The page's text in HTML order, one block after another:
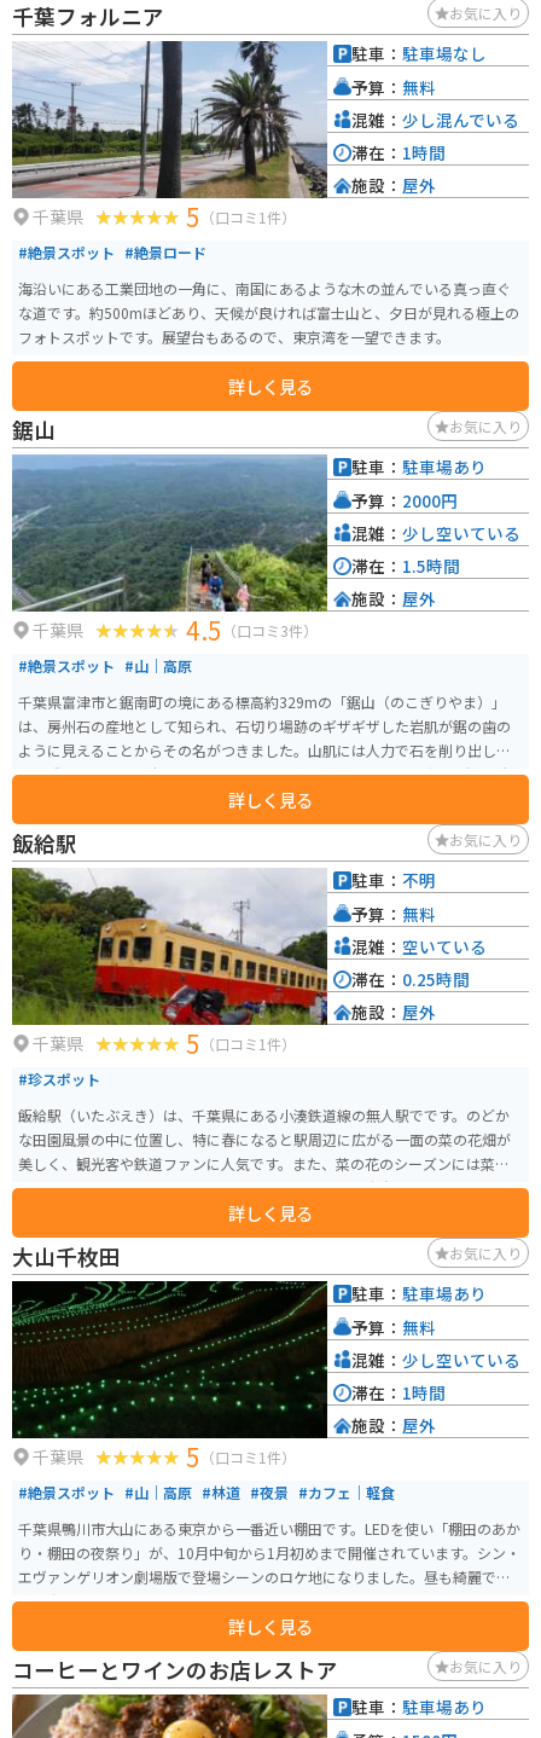
クセスできるルートで、ツーリングの立ち寄りスポットとしても最適です
が、道幅が狭い区間もあるため慎重な走行が求められます。目的地の途中か
ら電波が入らなくなります。また、道が濡れていたりぬかるんでいる箇所が
あり、運転に自信がない人は特に注意が必要です。
千葉フォルニア お気に入り
千葉県 5 （口コミ1件）
#絶景スポット #絶景ロード
海沿いにある工業団地の一角に、南国にあるような木の並んでいる真っ直ぐ
な道です。約500mほどあり、天候が良ければ富士山と、夕日が見れる極上の
フォトスポットです。展望台もあるので、東京湾を一望できます。
詳しく見る
駐車： 駐車場なし
予算： 無料
混雑： 少し混んでいる
滞在： 1時間
施設： 屋外
鋸山 お気に入り
千葉県 4.5 （口コミ3件）
#絶景スポット #山｜高原
千葉県富津市と鋸南町の境にある標高約329mの「鋸山（のこぎりやま）」
は、房州石の産地として知られ、石切り場跡のギザギザした岩肌が鋸の歯の
ように見えることからその名がつきました。山肌には人力で石を削り出した
跡が残り、歴史と迫力を感じさせます。 南側一帯は関東最古の勅願所・日本
寺の境内で、「地獄のぞき」からは東京湾や富士山を望む絶景を楽しめま
す。さらに、日本一の大きさを誇る大仏や百尺観音、1500体を超える石仏群
など見どころも豊富。ロープウェーで山頂までアクセスできるため、初心者
でも気軽に歴史と絶景を満喫できる人気スポットです。
詳しく見る
駐車： 駐車場あり
予算： 2000円
混雑： 少し空いている
滞在： 1.5時間
施設： 屋外
飯給駅 お気に入り
千葉県 5 （口コミ1件）
#珍スポット
飯給駅（いたぶえき）は、千葉県にある小湊鉄道線の無人駅でです。のどか
な田園風景の中に位置し、特に春になると駅周辺に広がる一面の菜の花畑が
美しく、観光客や鉄道ファンに人気です。また、菜の花のシーズンには菜の
花と列車のコントラストを楽しむことができます。駅舎自体は非常にシンプ
ルで、趣のある木造の待合室が趣があります。 この駅の一番の特徴は「世界
一大きなトイレ」が設置されていることです。丸太で覆われた中に草原の真
ん中にポツンとガラス張りのトイレが設置されています。残念ながら女性専
用のトイレのため、男性は使用することはできません。
詳しく見る
駐車： 不明
予算： 無料
混雑： 空いている
滞在： 0.25時間
施設： 屋外
大山千枚田 お気に入り
千葉県 5 （口コミ1件）
#絶景スポット #山｜高原 #林道 #夜景 #カフェ｜軽食
千葉県鴨川市大山にある東京から一番近い棚田です。LEDを使い「棚田のあか
り・棚田の夜祭り」が、10月中旬から1月初めまで開催されています。シン・
エヴァンゲリオン劇場版で登場シーンのロケ地になりました。昼も綺麗です
が、夜のライトアップを見に来るのもオススメです。
詳しく見る
駐車： 駐車場あり
予算： 無料
混雑： 少し空いている
滞在： 1時間
施設： 屋外
コーヒーとワインのお店レストア お気に入り
駐車： 駐車場あり